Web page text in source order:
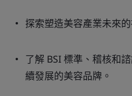
探索塑造美容產業未來
了解 BSI 標準、稽核和
續發展的美容品牌。